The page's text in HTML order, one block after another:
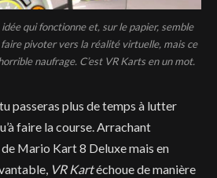
qui fonctionne et, sur le papier, semble
pivoter vers la réalité virtuelle, mais ce
naufrage. C’est VR Karts en un mot.
passeras plus de temps à lutter
faire la course. Arrachant
Mario Kart 8 Deluxe mais en
VR Kartéchoue de manière